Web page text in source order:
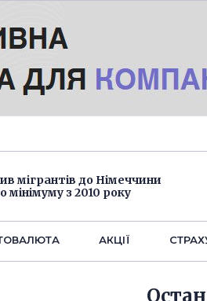
мігрантів до Німеччини
мінімуму з 2010 року
АКЦІЇ